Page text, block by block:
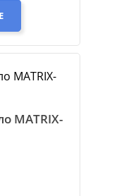
MATRIX-